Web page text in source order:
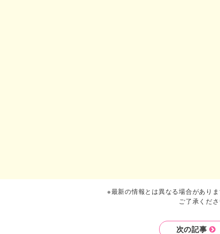
※最新の情報とは異なる場合がありま
ご了承くださ
次の記事